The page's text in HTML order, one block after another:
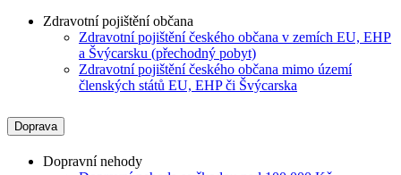
Zdravotní pojištění občana
Zdravotní pojištění českého občana v zemích EU, EHP
a Švýcarsku (přechodný pobyt)
Zdravotní pojištění českého občana mimo území
členských států EU, EHP či Švýcarska
Doprava
Dopravní nehody